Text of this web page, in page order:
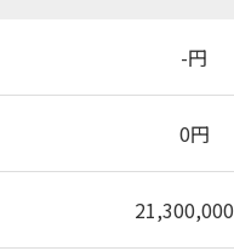
-円
0円
21,300,000